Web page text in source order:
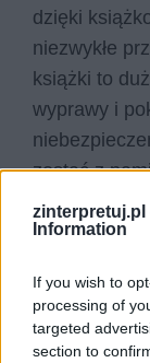
zinterpretuj.pl
Information
If you wish to
processing of
targeted
section to
dzięki
niezwykłe
książki to
wyprawy i
zostać z
pomagać